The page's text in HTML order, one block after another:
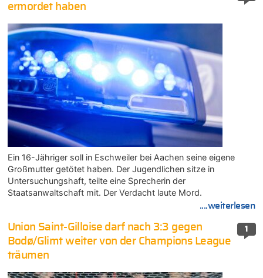
ermordet haben
Ein 16-Jähriger soll in Eschweiler bei Aachen seine eigene
Großmutter getötet haben. Der Jugendlichen sitze in
Untersuchungshaft, teilte eine Sprecherin der
Staatsanwaltschaft mit. Der Verdacht laute Mord.
....weiterlesen
1
Union Saint-Gilloise darf nach 3:3 gegen
Bodø/Glimt weiter von der Champions League
träumen